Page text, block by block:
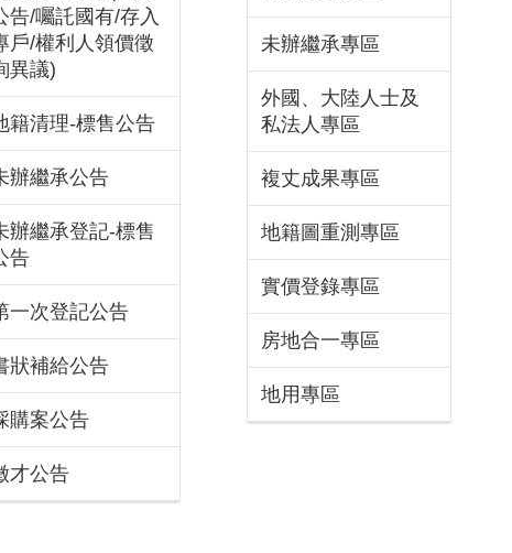
告/囑託國有/存入
戶/權利人領價徵
異議)
籍清理-標售公告
辦繼承公告
辦繼承登記-標售
告
一次登記公告
狀補給公告
購案公告
才公告
未辦繼承專區
外國、大陸人士及
私法人專區
複丈成果專區
地籍圖重測專區
實價登錄專區
房地合一專區
地用專區